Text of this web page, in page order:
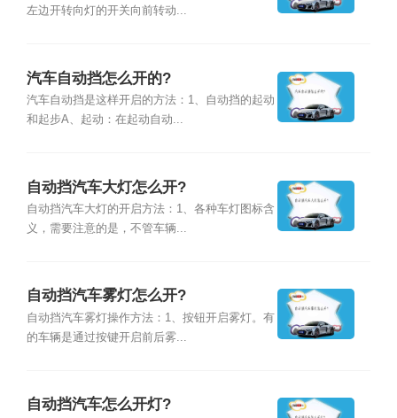
左边开转向灯的开关向前转动...
汽车自动挡怎么开的?
汽车自动挡是这样开启的方法：1、自动挡的起动
和起步A、起动：在起动自动...
自动挡汽车大灯怎么开?
自动挡汽车大灯的开启方法：1、各种车灯图标含
义，需要注意的是，不管车辆...
自动挡汽车雾灯怎么开?
自动挡汽车雾灯操作方法：1、按钮开启雾灯。有
的车辆是通过按键开启前后雾...
自动挡汽车怎么开灯?